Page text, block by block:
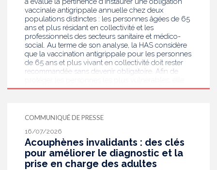
vaccinale antigrippale annuelle chez deux
populations distinctes : les personnes âgées de 65
ans et plus résidant en collectivité et les
professionnels des secteurs sanitaire et médico-
social. Au terme de son analyse, la HAS considère
que la vaccination antigrippale pour les personnes
de 65 ans et plus vivant en collectivité doit rester
recommandée sans devenir obligatoire. Afin de
recommande en revanche la mise en place d’une
pour les autres professionnels travaillant dans les
établissements de santé ou dans les
établissements médicaux sociaux hébergeant des
personnes âgées, en contact avec des personnes à
risque de grippe sévère, avec un déploiement
prioritaire en Ehpad et en USLD.
COMMUNIQUÉ DE PRESSE
16/07/2026
Acouphènes invalidants : des clés
pour améliorer le diagnostic et la
prise en charge des adultes